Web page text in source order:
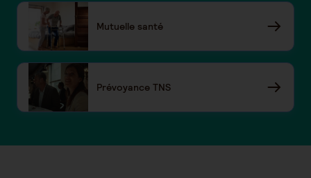
Mutuelle santé
Prévoyance TNS